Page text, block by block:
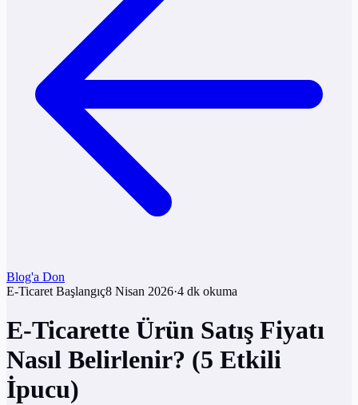
Blog'a Don
E-Ticaret Başlangıç8 Nisan 2026·4 dk okuma
E-Ticarette Ürün Satış Fiyatı
Nasıl Belirlenir? (5 Etkili
İpucu)